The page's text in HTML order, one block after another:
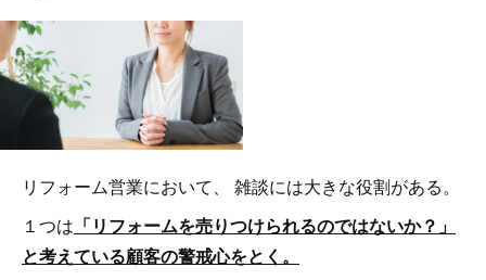
リフォーム営業において、 雑談には大きな役割がある。
１つは 「リフォームを売りつけられるのではないか？」
と考えている顧客の警戒心をとく。